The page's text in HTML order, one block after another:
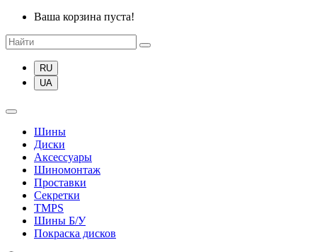
Ваша корзина пуста!
RU
UA
Шины
Диски
Аксессуары
Шиномонтаж
Проставки
Секретки
TMPS
Шины Б/У
Покраска дисков